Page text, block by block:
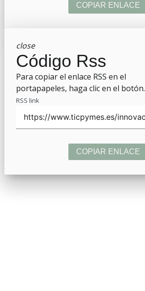
COPIAR ENLACE
close
Código Rss
Para copiar el enlace RSS en el
portapapeles, haga clic en el botón.
RSS link
COPIAR ENLACE